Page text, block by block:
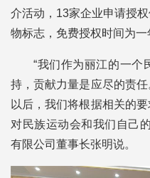
介活动，13家企业申请授
物标志，免费授权时间为一
“我们作为丽江的一个
持，贡献力量是应尽的责
以后，我们将根据相关的
对民族运动会和我们自己
有限公司董事长张明说。